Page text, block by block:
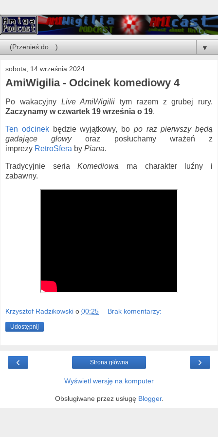
▼
sobota, 14 września 2024
AmiWigilia - Odcinek komediowy 4
Po wakacyjny Live AmiWigilii tym razem z grubej rury.
Zaczynamy w czwartek 19 września o 19.
Ten odcinekbędzie wyjątkowy, bo po raz pierwszy będą
gadające głowyoraz posłuchamy wrażeń z
imprezy RetroSfera by Piana.
Tradycyjnie seriaKomediowa ma charakter luźny i
zabawny.
Krzysztof Radzikowski o 00:25 Brak komentarzy:
Udostępnij
‹ ›
Strona główna
Wyświetl wersję na komputer
Obsługiwane przez usługę Blogger.